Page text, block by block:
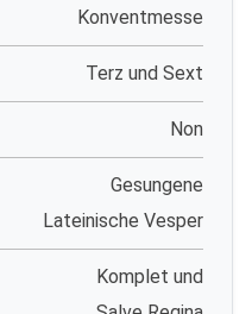
Konventmesse
Terz und Sext
Non
Gesungene
Lateinische Vesper
Komplet und